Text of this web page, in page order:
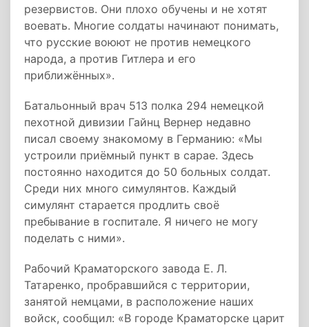
резервистов. Они плохо обучены и не хотят
воевать. Многие солдаты начинают понимать,
что русские воюют не против немецкого
народа, а против Гитлера и его
приближённых».
Батальонный врач 513 полка 294 немецкой
пехотной дивизии Гайнц Вернер недавно
писал своему знакомому в Германию: «Мы
устроили приёмный пункт в сарае. Здесь
постоянно находится до 50 больных солдат.
Среди них много симулянтов. Каждый
симулянт старается продлить своё
пребывание в госпитале. Я ничего не могу
поделать с ними».
Рабочий Краматорского завода Е. Л.
Татаренко, пробравшийся с территории,
занятой немцами, в расположение наших
войск, сообщил: «В городе Краматорске царит